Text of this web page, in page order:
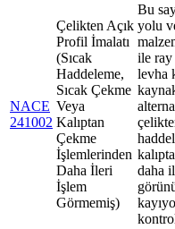
NACE
241002
Çelikten Açık
Profil İmalatı
(Sıcak
Haddeleme,
Sıcak Çekme
Veya
Kalıptan
Çekme
İşlemlerinden
Daha İleri
İşlem
Görmemiş)
Bu
yolu
ile ray
levha
daha